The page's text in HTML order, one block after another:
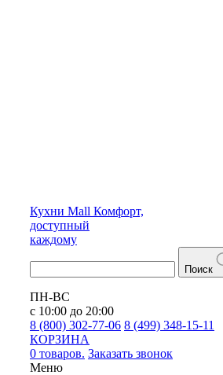
Кухни Mall Комфорт,
доступный
каждому
Поиск
ПН-ВС
с 10:00 до 20:00
8 (800) 302-77-06 8 (499) 348-15-11
КОРЗИНА
0 товаров. Заказать звонок
Меню